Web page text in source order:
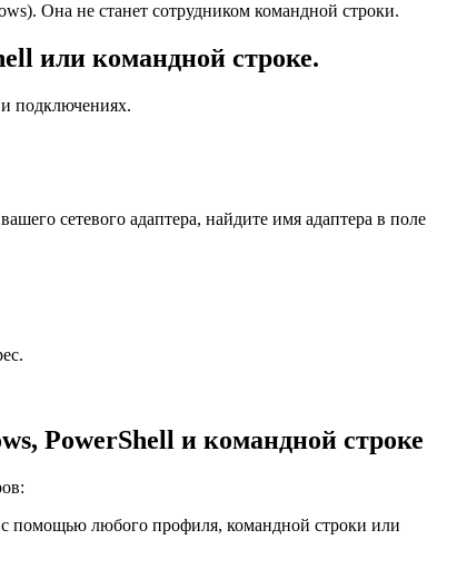
Она не станет сотрудником командной строки.
или командной строке.
подключениях.
сетевого адаптера, найдите имя адаптера в поле
PowerShell и командной строке
помощью любого профиля, командной строки или